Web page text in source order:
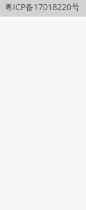
粤ICP备17018220号